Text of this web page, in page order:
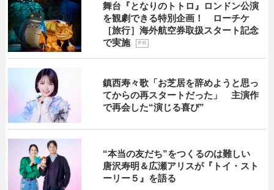
舞台『となりのトトロ』ロンドン公演
を観劇できる特別企画！ ローチケ
［旅行］海外航空券取扱スタート記念
で実施
P R
鎮西寿々歌「お芝居を辞めようと思っ
てからの再スタートだった」 主演作
で再会した“演じる喜び”
“本当の友だち”をつくるのは難しい
唐沢寿明＆広瀬アリスが『トイ・スト
ーリー５』を語る